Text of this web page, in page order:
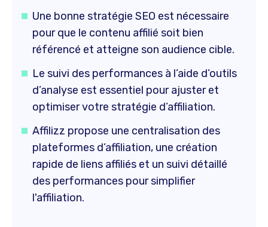
Une bonne stratégie SEO est nécessaire
pour que le contenu affilié soit bien
référencé et atteigne son audience cible.
Le suivi des performances à l’aide d’outils
d’analyse est essentiel pour ajuster et
optimiser votre stratégie d’affiliation.
Affilizz propose une centralisation des
plateformes d’affiliation, une création
rapide de liens affiliés et un suivi détaillé
des performances pour simplifier
l'affiliation.